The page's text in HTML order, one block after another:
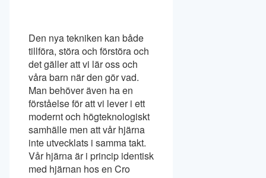
Den nya tekniken kan både
tillföra, störa och förstöra och
det gäller att vi lär oss och
våra barn när den gör vad.
Man behöver även ha en
förståelse för att vi lever i ett
modernt och högteknologiskt
samhälle men att vår hjärna
inte utvecklats i samma takt.
Vår hjärna är i princip identisk
med hjärnan hos en Cro